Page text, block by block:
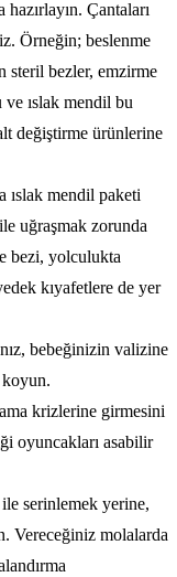
Çantaları
Örneğin; beslenme
steril bezler, emzirme
ıslak mendil bu
değiştirme ürünlerine
ıslak mendil paketi
uğraşmak zorunda
bezi, yolculukta
kıyafetlere de yer
bebeğinizin valizine
koyun.
krizlerine girmesini
oyuncakları asabilir
serinlemek yerine,
Vereceğiniz molalarda